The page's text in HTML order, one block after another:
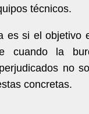
técnicos.
es si el objetivo
cuando la
no
concretas.